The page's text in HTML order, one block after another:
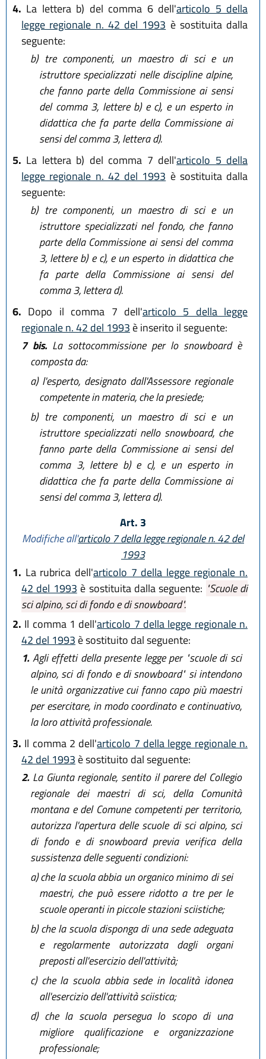
4. La lettera b) del comma 6 dell'articolo 5 della
legge regionale n. 42 del 1993 è sostituita dalla
seguente:
b)tre componenti, un maestro di sci e un
istruttore specializzati nelle discipline alpine,
che fanno parte della Commissione ai sensi
del comma 3, lettere b) e c), e un esperto in
didattica che fa parte della Commissione ai
sensi del comma 3, lettera d).
5. La lettera b) del comma 7 dell'articolo 5 della
legge regionale n. 42 del 1993 è sostituita dalla
seguente:
b)tre componenti, un maestro di sci e un
istruttore specializzati nel fondo, che fanno
parte della Commissione ai sensi del comma
3, lettere b) e c), e un esperto in didattica che
fa parte della Commissione ai sensi del
comma 3, lettera d).
6. Dopo il comma 7 dell'articolo 5 della legge
regionale n. 42 del 1993 è inserito il seguente:
7 bis.La sottocommissione per lo snowboard è
composta da:
a)l'esperto, designato dall'Assessore regionale
competente in materia, che la presiede;
b)tre componenti, un maestro di sci e un
istruttore specializzati nello snowboard, che
fanno parte della Commissione ai sensi del
comma 3, lettere b) e c), e un esperto in
didattica che fa parte della Commissione ai
sensi del comma 3, lettera d).
Art. 3
Modifiche all'articolo 7 della legge regionale n. 42 del
1993
1. La rubrica dell'articolo 7 della legge regionale n.
42 del 1993 è sostituita dalla seguente: "Scuole di
sci alpino, sci di fondo e di snowboard".
2. Il comma 1 dell'articolo 7 della legge regionale n.
42 del 1993 è sostituito dal seguente:
1.Agli effetti della presente legge per "scuole di sci
alpino, sci di fondo e di snowboard" si intendono
le unità organizzative cui fanno capo più maestri
per esercitare, in modo coordinato e continuativo,
la loro attività professionale.
3. Il comma 2 dell'articolo 7 della legge regionale n.
42 del 1993 è sostituito dal seguente:
2.La Giunta regionale, sentito il parere del Collegio
regionale dei maestri di sci, della Comunità
montana e del Comune competenti per territorio,
autorizza l'apertura delle scuole di sci alpino, sci
di fondo e di snowboard previa verifica della
sussistenza delle seguenti condizioni:
a)che la scuola abbia un organico minimo di sei
maestri, che può essere ridotto a tre per le
scuole operanti in piccole stazioni sciistiche;
b)che la scuola disponga di una sede adeguata
e regolarmente autorizzata dagli organi
preposti all'esercizio dell'attività;
c)che la scuola abbia sede in località idonea
all'esercizio dell'attività sciistica;
d)che la scuola persegua lo scopo di una
migliore qualificazione e organizzazione
professionale;